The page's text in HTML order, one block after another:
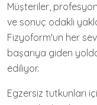
Müşteriler,
ve sonuç odaklı
Fizyoform'un her
başarıya giden
ediliyor.
Egzersiz tutkunları